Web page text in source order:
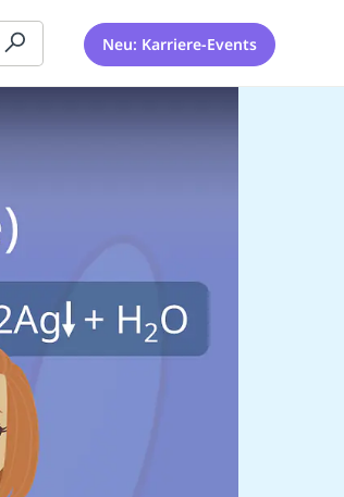
Neu: Karriere-Events